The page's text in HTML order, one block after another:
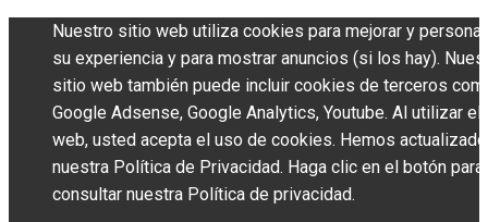
Nuestro sitio web utiliza cookies para mejorar y
su experiencia y para mostrar anuncios (si los hay).
sitio web también puede incluir cookies de terceros
Google Adsense, Google Analytics, Youtube. Al utilizar
web, usted acepta el uso de cookies. Hemos actualizado
nuestra Política de Privacidad. Haga clic en el botón para
consultar nuestra Política de privacidad.